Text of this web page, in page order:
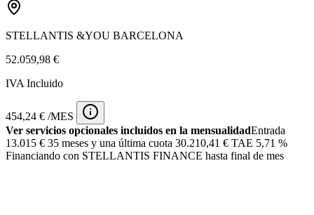
STELLANTIS &YOU BARCELONA
52.059,98 €
IVA Incluido
454,24 € /MES
Ver servicios opcionales incluidos en la mensualidadEntrada
13.015 € 35 meses y una última cuota 30.210,41 € TAE 5,71 %
Financiando con STELLANTIS FINANCE hasta final de mes